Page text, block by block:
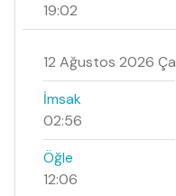
19:02
12 Ağustos 2026 Ça
İmsak
02:56
Öğle
12:06